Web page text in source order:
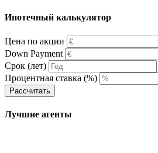
Ипотечный калькулятор
Цена по акции
Down Payment
Срок (лет)
Процентная ставка (%)
Рассчитать
Лучшие агенты